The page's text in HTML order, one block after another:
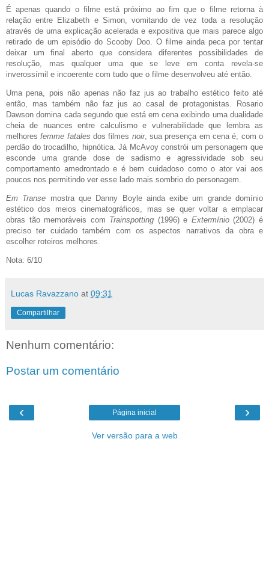
É apenas quando o filme está próximo ao fim que o filme retorna à
relação entre Elizabeth e Simon, vomitando de vez toda a resolução
através de uma explicação acelerada e expositiva que mais parece algo
retirado de um episódio do Scooby Doo. O filme ainda peca por tentar
deixar um final aberto que considera diferentes possibilidades de
resolução, mas qualquer uma que se leve em conta revela-se
inverossímil e incoerente com tudo que o filme desenvolveu até então.
Uma pena, pois não apenas não faz jus ao trabalho estético feito até
então, mas também não faz jus ao casal de protagonistas. Rosario
Dawson domina cada segundo que está em cena exibindo uma dualidade
cheia de nuances entre calculismo e vulnerabilidade que lembra as
melhoresfemme fatalesdos filmes noir, sua presença em cena é, com o
perdão do trocadilho, hipnótica. Já McAvoy constrói um personagem que
esconde uma grande dose de sadismo e agressividade sob seu
comportamento amedrontado e é bem cuidadoso como o ator vai aos
poucos nos permitindo ver esse lado mais sombrio do personagem.
Em Transe mostra que Danny Boyle ainda exibe um grande domínio
estético dos meios cinematográficos, mas se quer voltar a emplacar
obras tão memoráveis com Trainspotting (1996) e Extermínio(2002) é
preciso ter cuidado também com os aspectos narrativos da obra e
escolher roteiros melhores.
Nota: 6/10
Lucas Ravazzano at 09:31
Compartilhar
Nenhum comentário:
Postar um comentário
‹ ›
Página inicial
Ver versão para a web